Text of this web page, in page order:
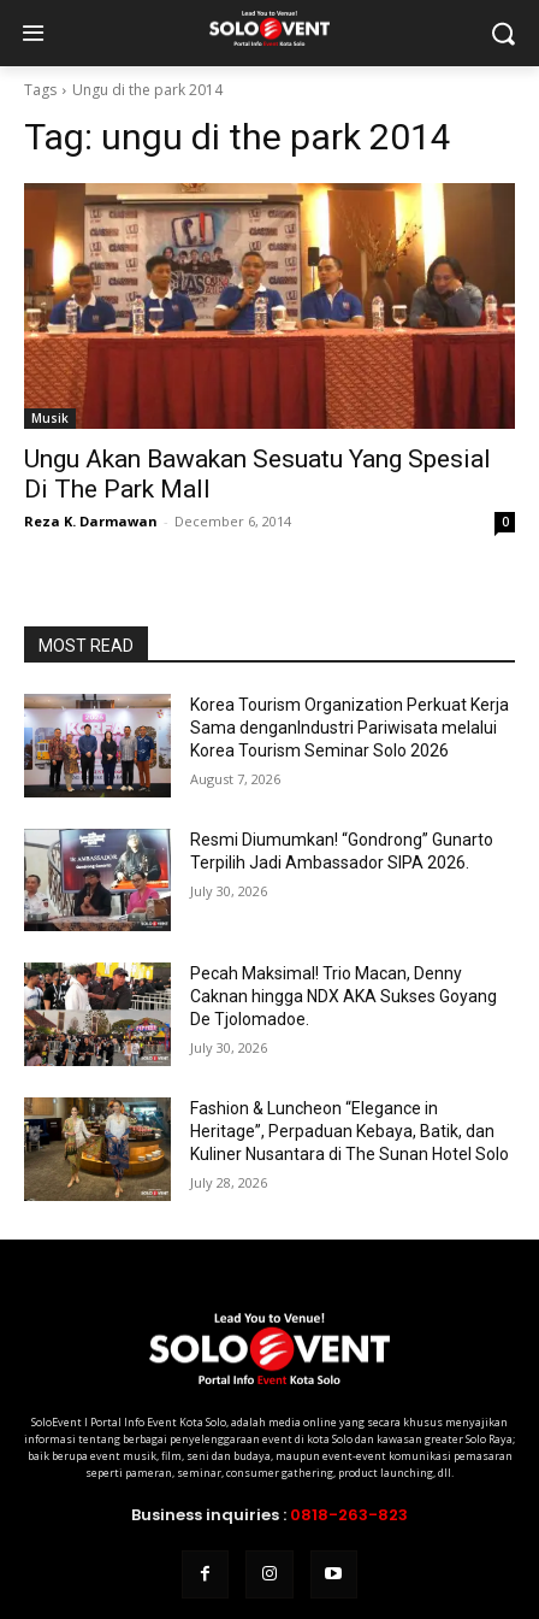
Tags Ungu di the park 2014
Tag: ungu di the park 2014
Musik
Ungu Akan Bawakan Sesuatu Yang Spesial
Di The Park Mall
Reza K. Darmawan - December 6, 2014 0
MOST READ
Korea Tourism Organization Perkuat Kerja
Sama denganIndustri Pariwisata melalui
Korea Tourism Seminar Solo 2026
August 7, 2026
Resmi Diumumkan! “Gondrong” Gunarto
Terpilih Jadi Ambassador SIPA 2026.
July 30, 2026
Pecah Maksimal! Trio Macan, Denny
Caknan hingga NDX AKA Sukses Goyang
De Tjolomadoe.
July 30, 2026
Fashion & Luncheon “Elegance in
Heritage”, Perpaduan Kebaya, Batik, dan
Kuliner Nusantara di The Sunan Hotel Solo
July 28, 2026
SoloEvent I Portal Info Event Kota Solo, adalah media online yang secara khusus menyajikan
informasi tentang berbagai penyelenggaraan event di kota Solo dan kawasan greater Solo Raya;
baik berupa event musik, film, seni dan budaya, maupun event-event komunikasi pemasaran
seperti pameran, seminar, consumer gathering, product launching, dll.
Business inquiries : 0818-263-823